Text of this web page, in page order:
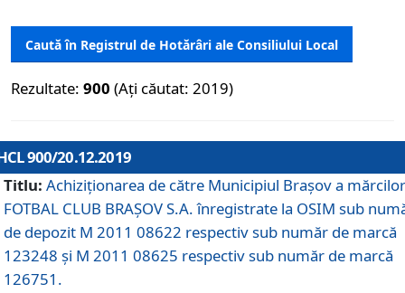
Caută în Registrul de Hotărâri ale Consiliului Local
Rezultate: 900 (Ați căutat: 2019)
900/20.12.2019
Titlu: Achiziționarea de către Municipiul Brașov a mărcilor
FOTBAL CLUB BRAȘOV S.A. înregistrate la OSIM sub
de depozit M 2011 08622 respectiv sub număr de marcă
123248 și M 2011 08625 respectiv sub număr de marcă
126751.